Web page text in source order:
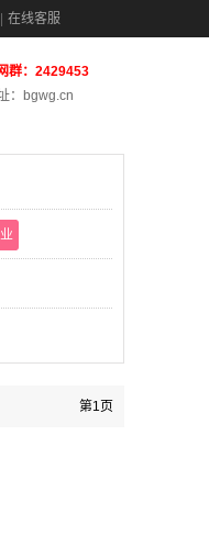
在线客服
群：2429453
：bgwg.cn
第1页